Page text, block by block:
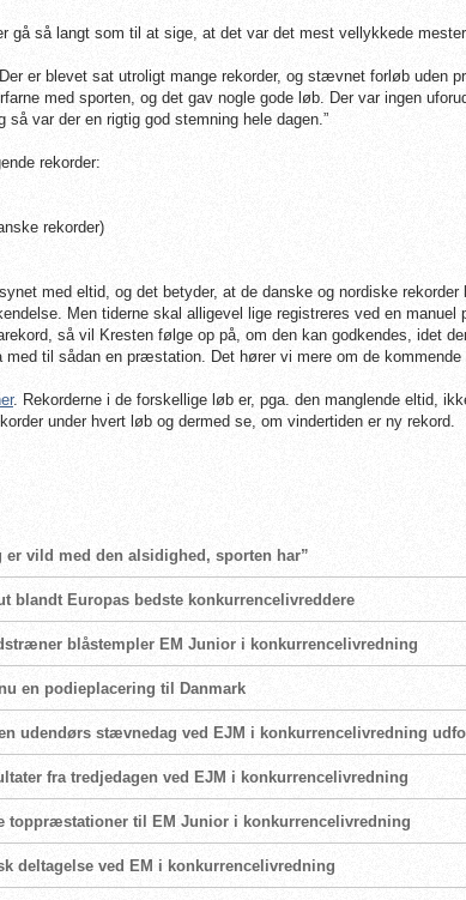
gå så langt som til at sige, at det var det mest vellykkede
er blevet sat utroligt mange rekorder, og stævnet forløb uden
med sporten, og det gav nogle gode løb. Der var ingen
var der en rigtig god stemning hele dagen.”
rekorder:
rekorder)
med eltid, og det betyder, at de danske og nordiske rekorder
Men tiderne skal alligevel lige registreres ved en manuel
så vil Kresten følge op på, om den kan godkendes, idet
med til sådan en præstation. Det hører vi mere om de kommende
. Rekorderne i de forskellige løb er, pga. den manglende eltid,
under hvert løb og dermed se, om vindertiden er ny rekord.
er vild med den alsidighed, sporten har”
blandt Europas bedste konkurrencelivreddere
blåstempler EM Junior i konkurrencelivredning
en podieplacering til Danmark
udendørs stævnedag ved EJM i konkurrencelivredning
fra tredjedagen ved EJM i konkurrencelivredning
toppræstationer til EM Junior i konkurrencelivredning
deltagelse ved EM i konkurrencelivredning